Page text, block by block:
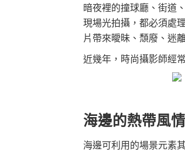
暗夜裡的撞球廳、街道
現場光拍攝，都必須處
片帶來曖昧、頹廢、迷
近幾年，時尚攝影師經
海邊的熱帶風情
海邊可利用的場景元素